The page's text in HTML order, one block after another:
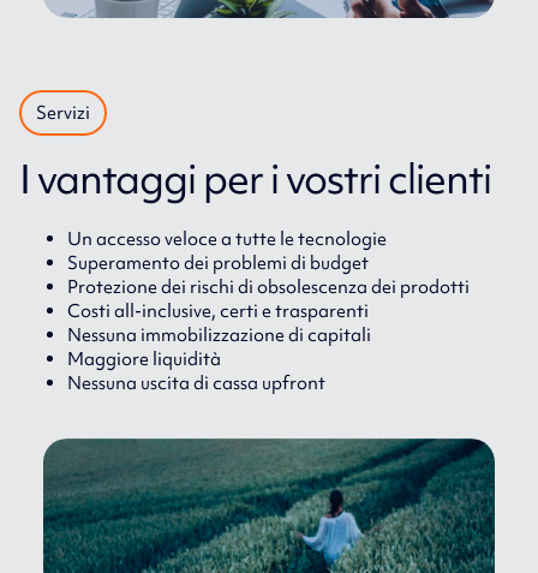
Servizi
I vantaggi per i vostri clienti
Un accesso veloce a tutte le tecnologie
Superamento dei problemi di budget
Protezione dei rischi di obsolescenza dei prodotti
Costi all-inclusive, certi e trasparenti
Nessuna immobilizzazione di capitali
Maggiore liquidità
Nessuna uscita di cassa upfront